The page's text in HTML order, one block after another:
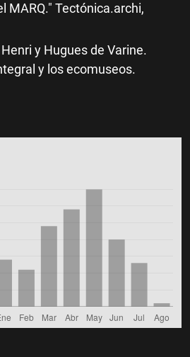
MARQ." Tectónica.archi,
y Hugues de Varine.
y los ecomuseos.